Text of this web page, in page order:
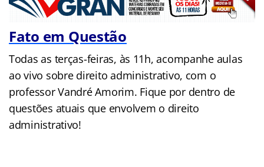
Fato em Questão
Todas as terças-feiras, às 11h, acompanhe aulas
ao vivo sobre direito administrativo, com o
professor Vandré Amorim. Fique por dentro de
questões atuais que envolvem o direito
administrativo!